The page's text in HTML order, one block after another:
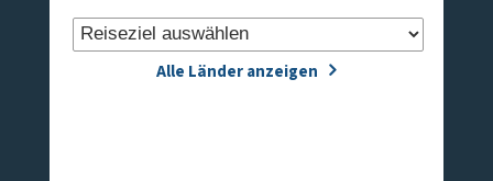
Alle Länder anzeigen